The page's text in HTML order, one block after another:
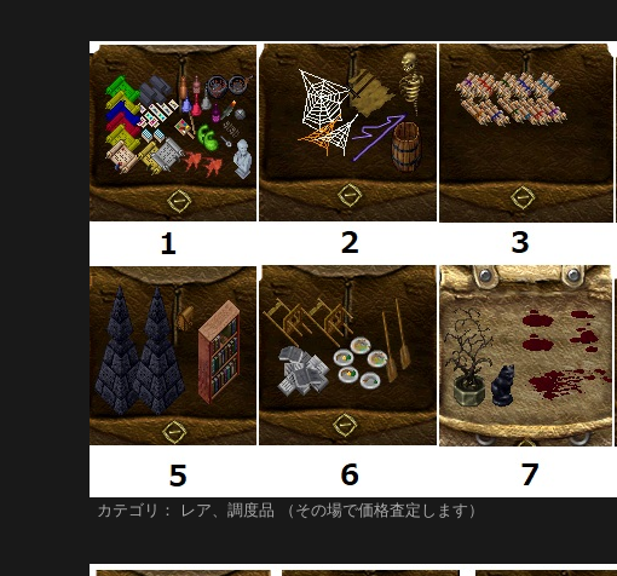
カテゴリ： レア、調度品 （その場で価格査定します）